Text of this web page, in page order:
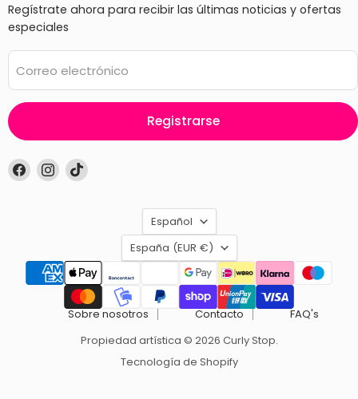
Regístrate ahora para recibir las últimas noticias y ofertas
especiales
Correo electrónico
Registrarse
Encuéntrenos
en
Encuéntrenos
en
Encuéntrenos
Idioma
Español
País
España (EUR €)
Sobre nosotros Contacto
FAQ's
Propiedad artística © 2026 Curly Stop.
Tecnología de Shopify